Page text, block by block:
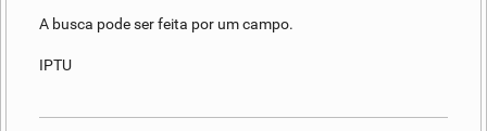
A busca pode ser feita por um campo.
IPTU